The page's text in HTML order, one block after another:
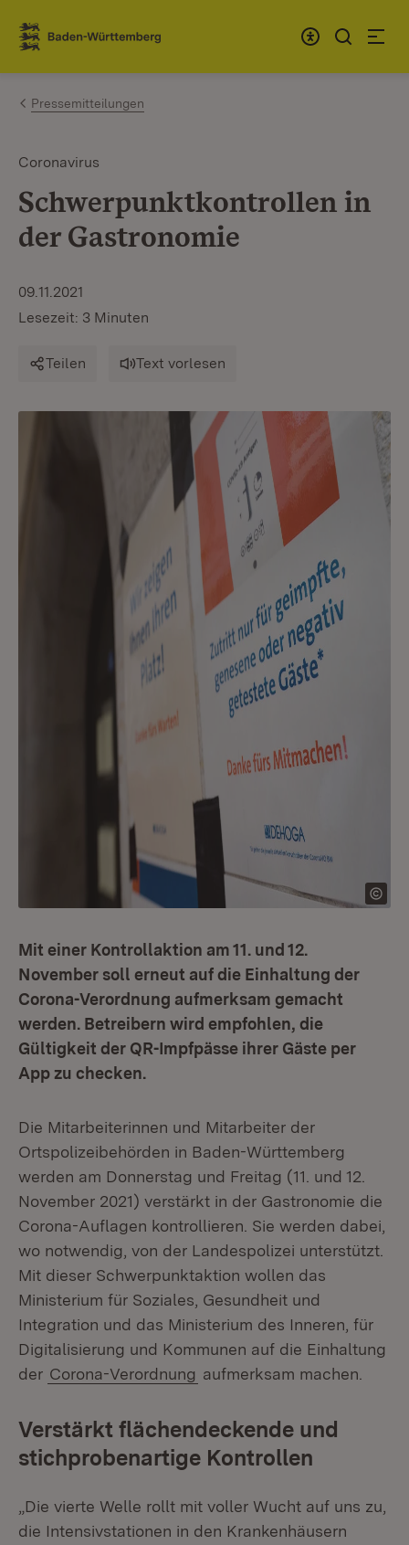
Zum Inhalt springen
Link zur Startseite
Pressemitteilungen
Coronavirus
Schwerpunktkontrollen in
der Gastronomie
09.11.2021
Lesezeit: 3 Minuten
Teilen Text vorlesen
Mit einer Kontrollaktion am 11. und 12.
November soll erneut auf die Einhaltung der
Corona-Verordnung aufmerksam gemacht
werden. Betreibern wird empfohlen, die
Gültigkeit der QR-Impfpässe ihrer Gäste per
App zu checken.
Die Mitarbeiterinnen und Mitarbeiter der
Ortspolizeibehörden in Baden-Württemberg
werden am Donnerstag und Freitag (11. und 12.
November 2021) verstärkt in der Gastronomie die
Corona-Auflagen kontrollieren. Sie werden dabei,
wo notwendig, von der Landespolizei unterstützt.
Mit dieser Schwerpunktaktion wollen das
Ministerium für Soziales, Gesundheit und
Integration und das Ministerium des Inneren, für
Digitalisierung und Kommunen auf die Einhaltung
der Corona-Verordnung aufmerksam machen.
Verstärkt flächendeckende und
stichprobenartige Kontrollen
„Die vierte Welle rollt mit voller Wucht auf uns zu,
die Intensivstationen in den Krankenhäusern